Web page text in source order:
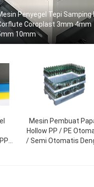
Penyegel Tepi Samping
Coroplast 3mm 4mm
10mm
Mesin Pembuat
Hollow PP / PE
/ Semi Otomatis